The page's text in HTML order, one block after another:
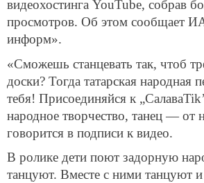
видеохостинга YouTube, собрав
просмотров. Об этом сообщает
информ».
«Сможешь станцевать так, чтоб
доски? Тогда татарская народная
тебя! Присоединяйся к
народное творчество, танец — от
говорится в подписи к видео.
В ролике дети поют задорную
танцуют. Вместе с ними танцуют